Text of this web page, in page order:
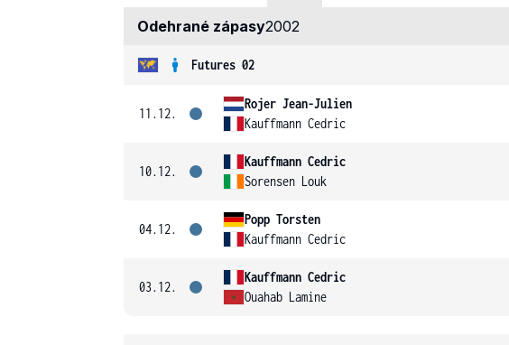
Odehrané zápasy2002
Futures 02
11.12.
Rojer Jean-Julien
Kauffmann Cedric
10.12.
Kauffmann Cedric
Sorensen Louk
04.12.
Popp Torsten
Kauffmann Cedric
03.12.
Kauffmann Cedric
Ouahab Lamine